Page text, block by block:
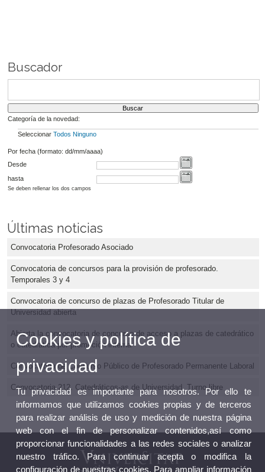
Buscador
Categoría de la novedad:
Seleccionar Todos Ninguno
Por fecha (formato: dd/mm/aaaa)
Desde
hasta
Se deben rellenar los dos campos
Últimas noticias
Convocatoria Profesorado Asociado
Convocatoria de concursos para la provisión de profesorado.
Temporales 3 y 4
Convocatoria de concurso de plazas de Profesorado Titular de
Universidad abierta
Abierta la convocatoria de concurso de acceso a plazas de catedrático
o catedrática por promoción interna
Convocatoria de Concurso Público de Profesorado Permanente Laboral
Convocatoria 212. Catedráticos-as de Universidad. Turno libre
Cookies y política de
privacidad
Tu privacidad es importante para nosotros. Por ello te
informamos que utilizamos cookies propias y de terceros
para realizar análisis de uso y medición de nuestra página
web con el fin de personalizar contenidos,así como
proporcionar funcionalidades a las redes sociales o analizar
nuestro tráfico. Para continuar acepta o modifica la
configuración de nuestras cookies. Para ampliar información